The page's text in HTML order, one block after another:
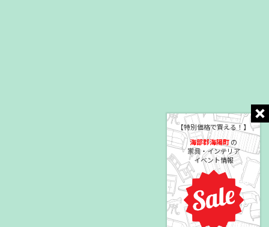
【特別価格で買える！】
海部郡海陽町の
家具・インテリア
イベント情報